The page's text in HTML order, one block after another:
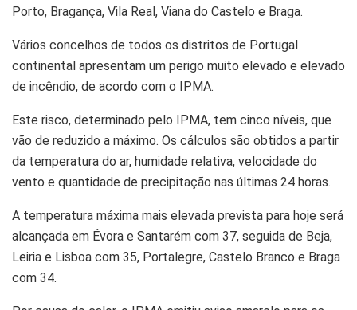
Porto, Bragança, Vila Real, Viana do Castelo e Braga.
Vários concelhos de todos os distritos de Portugal
continental apresentam um perigo muito elevado e elevado
de incêndio, de acordo com o IPMA.
Este risco, determinado pelo IPMA, tem cinco níveis, que
vão de reduzido a máximo. Os cálculos são obtidos a partir
da temperatura do ar, humidade relativa, velocidade do
vento e quantidade de precipitação nas últimas 24 horas.
A temperatura máxima mais elevada prevista para hoje será
alcançada em Évora e Santarém com 37, seguida de Beja,
Leiria e Lisboa com 35, Portalegre, Castelo Branco e Braga
com 34.